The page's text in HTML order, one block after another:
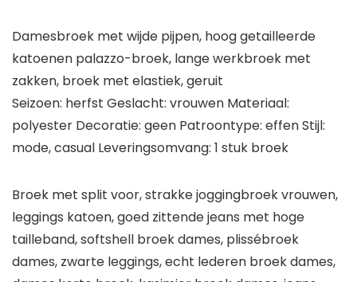
Damesbroek met wijde pijpen, hoog getailleerde
katoenen palazzo-broek, lange werkbroek met
zakken, broek met elastiek, geruit
Seizoen: herfst Geslacht: vrouwen Materiaal:
polyester Decoratie: geen Patroontype: effen Stijl:
mode, casual Leveringsomvang: 1 stuk broek
Broek met split voor, strakke joggingbroek vrouwen,
leggings katoen, goed zittende jeans met hoge
tailleband, softshell broek dames, plissébroek
dames, zwarte leggings, echt lederen broek dames,